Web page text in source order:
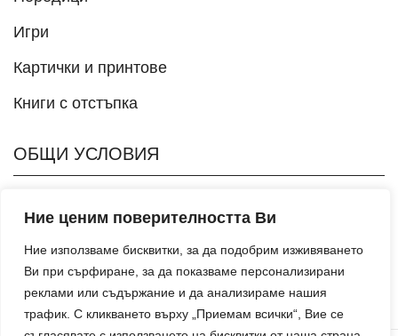
Ние ценим поверителността Ви
Ние използваме бисквитки, за да подобрим изживяването
Ви при сърфиране, за да показваме персонализирани
реклами или съдържание и да анализираме нашия
трафик. С кликването върху „Приемам всички“, Вие се
Игри
Картички и принтове
Книги с отстъпка
ОБЩИ УСЛОВИЯ
Политика на поверителност
Общи условия
Начини на плащане